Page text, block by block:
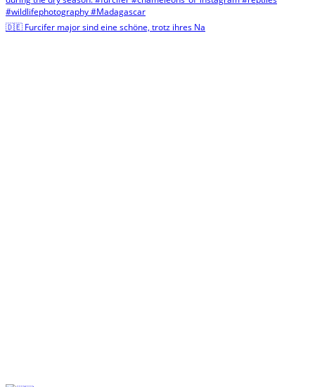
🇩🇪 Furcifer major sind eine schöne, trotz ihres Na